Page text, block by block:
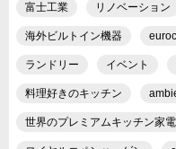
富士工業 リノベーション
海外ビルトイン機器
ランドリー イベント
料理好きのキッチン
世界のプレミアムキッチン家電